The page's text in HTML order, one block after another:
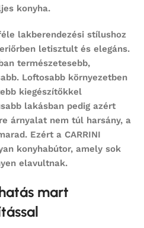
konyha.
lakberendezési stílushoz
letisztult és elegáns.
természetesebb,
Loftosabb környezetben
kiegészítőkkel
lakásban pedig azért
árnyalat nem túl harsány, a
Ezért a CARRINI
konyhabútor, amely sok
elavultnak.
mart